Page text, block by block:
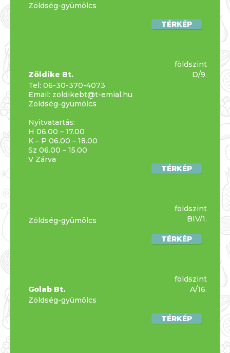
Zöldség-gyümölcs
TÉRKÉP
Zöldike Bt.
Tel: 06-30-370-4073
Email: zoldikebt@t-emial.hu
Zöldség-gyümölcs
Nyitvatartás:
H 06.00 – 17.00
K – P 06.00 – 18.00
Sz 06.00 – 15.00
V Zárva
TÉRKÉP
földszint
D/9.
Zöldség-gyümölcs
TÉRKÉP
földszint
BIV/1.
Golab Bt.
Zöldség-gyümölcs
TÉRKÉP
földszint
A/16.